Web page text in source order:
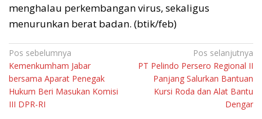
menghalau perkembangan virus, sekaligus
menurunkan berat badan. (btik/feb)
Navigasi
pos
Pos sebelumnya
Kemenkumham Jabar
bersama Aparat Penegak
Hukum Beri Masukan Komisi
III DPR-RI
Pos selanjutnya
PT Pelindo Persero Regional II
Panjang Salurkan Bantuan
Kursi Roda dan Alat Bantu
Dengar